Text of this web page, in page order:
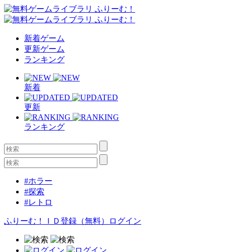
新着ゲーム
更新ゲーム
ランキング
新着
更新
ランキング
#ホラー
#探索
#レトロ
ふりーむ！ＩＤ登録（無料） ログイン